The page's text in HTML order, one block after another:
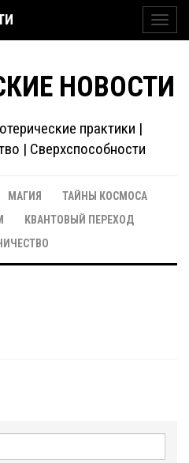
НОВОСТИ
практики |
| Сверхспособности
МАГИЯ
ТАЙНЫ КОСМОСА
КВАНТОВЫЙ ПЕРЕХОД